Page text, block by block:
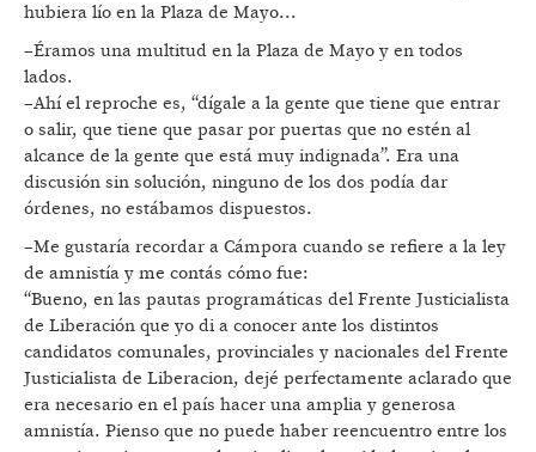
hubiera lío en la Plaza de Mayo...
–Éramos una multitud en la Plaza de Mayo y en todos
lados.
–Ahí el reproche es, “dígale a la gente que tiene que entrar
o salir, que tiene que pasar por puertas que no estén al
alcance de la gente que está muy indignada”. Era una
discusión sin solución, ninguno de los dos podía dar
órdenes, no estábamos dispuestos.
–Me gustaría recordar a Cámpora cuando se refiere a la ley
de amnistía y me contás cómo fue:
“Bueno, en las pautas programáticas del Frente Justicialista
de Liberación que yo di a conocer ante los distintos
candidatos comunales, provinciales y nacionales del Frente
Justicialista de Liberacion, dejé perfectamente aclarado que
era necesario en el país hacer una amplia y generosa
amnistía. Pienso que no puede haber reencuentro entre los